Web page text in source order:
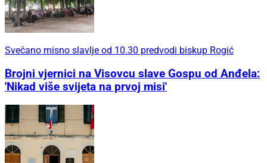
Svečano misno slavlje od 10.30 predvodi biskup Rogić
Brojni vjernici na Visovcu slave Gospu od Anđela:
'Nikad više svijeta na prvoj misi'